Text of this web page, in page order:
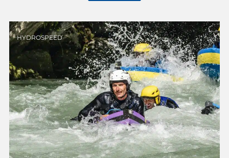
HYDROSPEED